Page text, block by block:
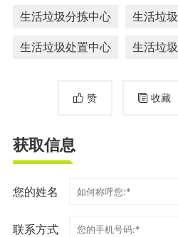
生活垃圾分拣中心 生活垃
生活垃圾处置中心 生活垃
赞 收藏
获取信息
您的姓名
联系方式